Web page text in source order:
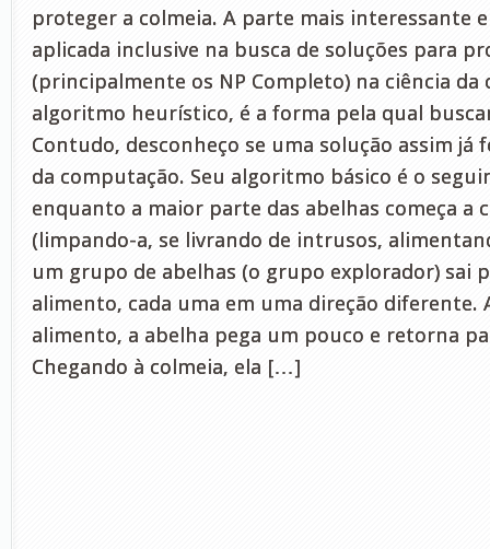
proteger a colmeia. A parte mais interessante
aplicada inclusive na busca de soluções para
(principalmente os NP Completo) na ciência da
algoritmo heurístico, é a forma pela qual
Contudo, desconheço se uma solução assim já
da computação. Seu algoritmo básico é o
enquanto a maior parte das abelhas começa a
(limpando-a, se livrando de intrusos,
um grupo de abelhas (o grupo explorador) sai
alimento, cada uma em uma direção diferente.
alimento, a abelha pega um pouco e retorna
Chegando à colmeia, ela […]